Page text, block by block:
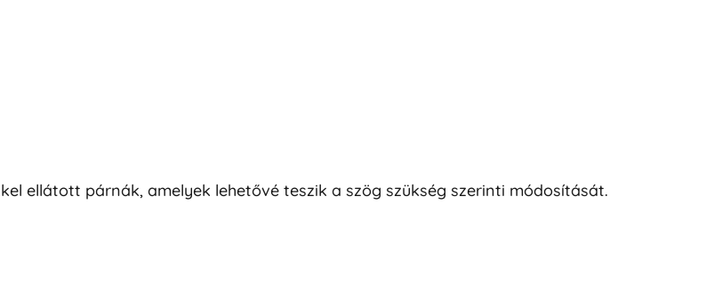
ellátott párnák, amelyek lehetővé teszik a szög szükség szerinti módosítását.